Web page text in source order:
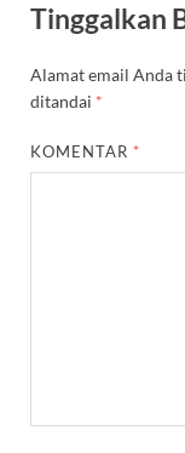
Tinggalkan
Alamat email Anda
ditandai *
KOMENTAR *